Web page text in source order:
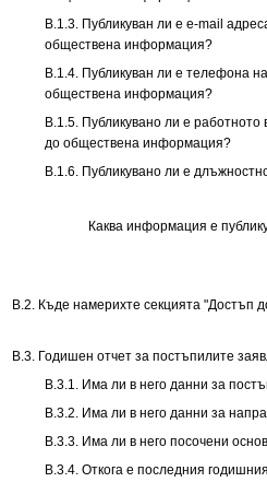
В.1.3. Публикуван ли е e-mail
обществена информация?
В.1.4. Публикуван ли е телефона
обществена информация?
В.1.5. Публикувано ли е
до обществена информация?
В.1.6. Публикувано ли е
Каква информация е
В.2. Къде намерихте секцията "Достъп
В.3. Годишен отчет за постъпилите
В.3.1. Има ли в него данни за
В.3.2. Има ли в него данни за
В.3.3. Има ли в него посочени
В.3.4. Откога е последния